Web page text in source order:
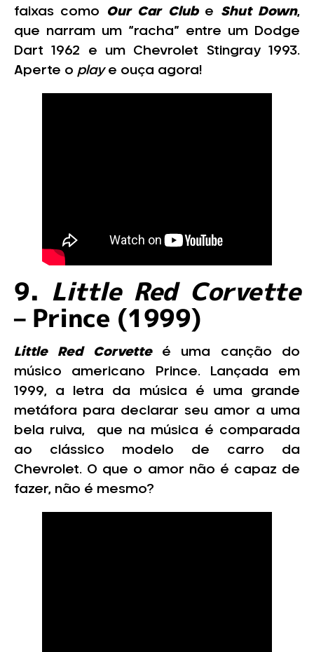
faixas como
Our Car Clube Shut Down,
que narram um “racha” entre um Dodge
Dart 1962 e um Chevrolet Stingray 1993.
Aperte o play e ouça agora!
9. Little Red Corvette
– Prince (1999)
Little Red Corvette
é uma canção do
músico americano Prince. Lançada em
1999, a letra da música é uma grande
metáfora para declarar seu amor a uma
bela ruiva, que na música é comparada
ao clássico modelo de carro da
Chevrolet. O que o amor não é capaz de
fazer, não é mesmo?